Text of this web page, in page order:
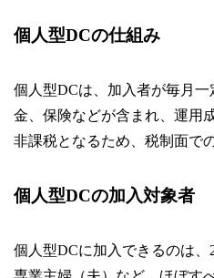
個人型DCの仕組み
個人型DCは、加入者が毎月
金、保険などが含まれ、運用
非課税となるため、税制面で
個人型DCの加入対象者
個人型DCに加入できるのは